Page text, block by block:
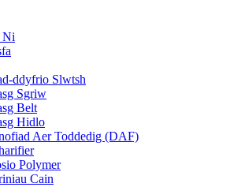
Ni
ddyfrio Slwtsh
Sgriw
Belt
Hidlo
Aer Toddedig (DAF)
Polymer
Cain